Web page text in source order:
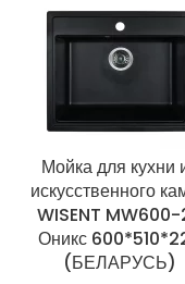
Мойка для кухни
искусственного
WISENT
Оникс
(БЕЛАРУСЬ)